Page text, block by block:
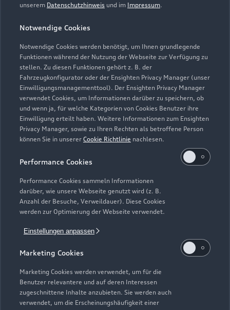
unserem Datenschutzhinweis und im Impressum.
Notwendige Cookies
Notwendige Cookies werden benötigt, um Ihnen grundlegende
Funktionen während der Nutzung der Webseite zur Verfügung zu
stellen. Zu diesen Funktionen gehört z. B. der
Fahrzeugkonfigurator oder der Ensighten Privacy Manager (unser
Einwilligungsmanagementtool). Der Ensighten Privacy Manager
verwendet Cookies, um Informationen darüber zu speichern, ob
und wenn ja, für welche Kategorien von Cookies Benutzer ihre
Einwilligung erteilt haben. Weitere Informationen zum Ensighten
Privacy Manager, sowie zu Ihren Rechten als betroffene Person
können Sie in unserer Cookie Richtlinie nachlesen.
Performance Cookies
Performance Cookies sammeln Informationen
darüber, wie unsere Webseite genutzt wird (z. B.
Anzahl der Besuche, Verweildauer). Diese Cookies
werden zur Optimierung der Webseite verwendet.
Einstellungen anpassen
Marketing Cookies
Marketing Cookies werden verwendet, um für die
Benutzer relevantere und auf deren Interessen
zugeschnittene Inhalte anzubieten. Sie werden auch
verwendet, um die Erscheinungshäufigkeit einer
Zur Reparatur
Zurück nach oben
Modelle
Elektromodelle
Plug-in-Hybride
Neuwagensuche
Gebrauchtwagensuche
Geschäftskunden
Service & Zubehör
Saisonale Angebote
Audi Services
Garantie
Audi digital services
myAudi
Support
Audi Code
Häufige Fragen (FAQ)
Über Audi
Unternehmen
Karriere